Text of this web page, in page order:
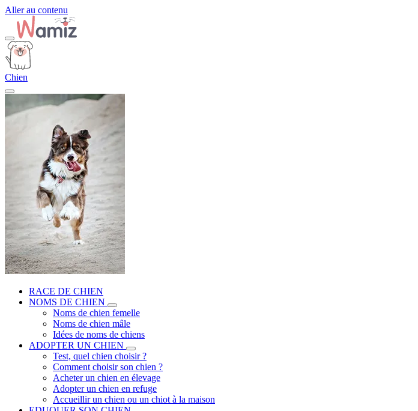
Aller au contenu
Chien
RACE DE CHIEN
NOMS DE CHIEN
Noms de chien femelle
Noms de chien mâle
Idées de noms de chiens
ADOPTER UN CHIEN
Test, quel chien choisir ?
Comment choisir son chien ?
Acheter un chien en élevage
Adopter un chien en refuge
Accueillir un chien ou un chiot à la maison